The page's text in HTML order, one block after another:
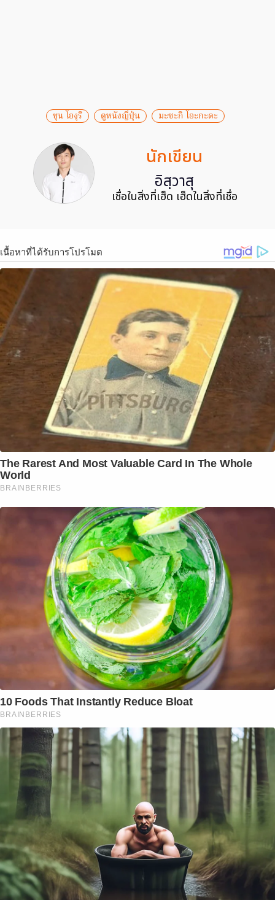
ชุน โองุริ ดูหนังญี่ปุ่น มะซะกิ โอะกะดะ
นักเขียน
อิสฺวาสุ
เชื่อในสิ่งที่เฮ็ด เฮ็ดในสิ่งที่เชื่อ
เนื้อหาที่ได้รับการโปรโมต
The Rarest And Most Valuable Card In The Whole
World
BRAINBERRIES
10 Foods That Instantly Reduce Bloat
BRAINBERRIES